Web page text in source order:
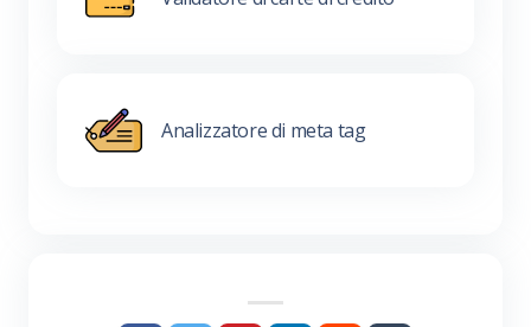
Analizzatore di meta tag